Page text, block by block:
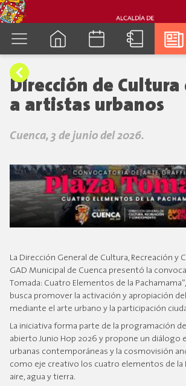
Dirección de Cultura
a artistas urbanos
Cuenca, 3 de junio del 2026.
La Dirección General de Cultura, Recreación y
GAD Municipal de Cuenca presentó la
Tomada: Cuatro Elementos de la
busca promover la activación y apropiación
mediante el arte urbano y la participación
La iniciativa forma parte de la programación
abierto Junio Hop 2026 y propone un diálogo
urbanas contemporáneas y la cosmovisión
como eje creativo los cuatro elementos de la
aire, agua y tierra.